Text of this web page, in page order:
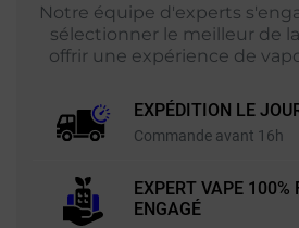
Notre équipe d'experts
sélectionner le meilleur de
offrir une expérience de
EXPÉDITION LE
Commande avant 16h
EXPERT VAPE 100%
ENGAGÉ